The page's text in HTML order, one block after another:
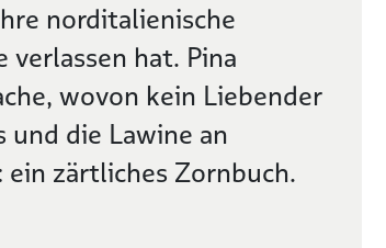
norditalienische
verlassen hat. Pina
wovon kein Liebender
die Lawine an
zärtliches Zornbuch.